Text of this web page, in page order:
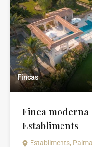
Fincas
Finca moderna
Establiments
Establiments,